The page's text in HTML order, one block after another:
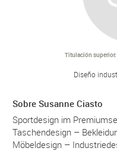
Titulación superior
Diseño
Sobre Susanne Ciasto
Sportdesign im
Taschendesign –
Möbeldesign –